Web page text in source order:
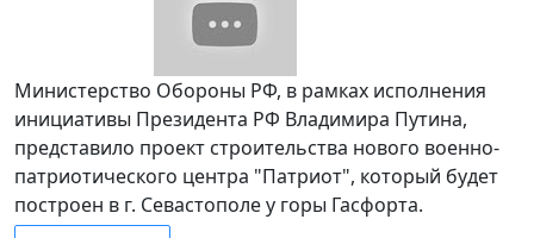
Министерство Обороны РФ, в рамках исполнения
инициативы Президента РФ Владимира Путина,
представило проект строительства нового военно-
патриотического центра "Патриот", который будет
построен в г. Севастополе у горы Гасфорта.